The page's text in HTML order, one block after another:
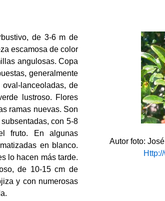
de 3-6 m de
escamosa de color
angulosas. Copa
generalmente
lanceoladas, de
lustroso. Flores
ramas nuevas. Son
con 5-8
fruto. En algunas
en blanco.
lo hacen más tarde.
de 10-15 cm de
y con numerosas
Autor foto: